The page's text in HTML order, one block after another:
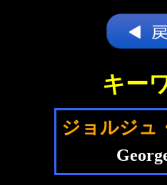
キー
ジョルジュ